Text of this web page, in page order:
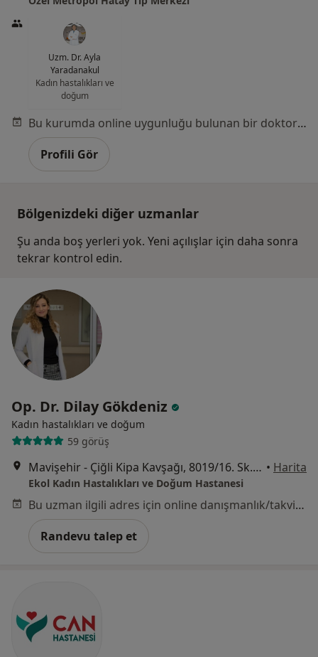
Uzm. Dr. Ayla
Yaradanakul
Kadın hastalıkları ve
doğum
Bu kurumda online uygunluğu bulunan bir doktor veya uzman bulunamadı
Profili Gör
Bölgenizdeki diğer uzmanlar
Şu anda boş yerleri yok. Yeni açılışlar için daha sonra
tekrar kontrol edin.
Op. Dr. Dilay Gökdeniz
Kadın hastalıkları ve doğum
59 görüş
Mavişehir - Çiğli Kipa Kavşağı, 8019/16. Sk. No:4, İzmir • Harita
Ekol Kadın Hastalıkları ve Doğum Hastanesi
Bu uzman ilgili adres için online danışmanlık/takvim sunmuyor.
Randevu talep et